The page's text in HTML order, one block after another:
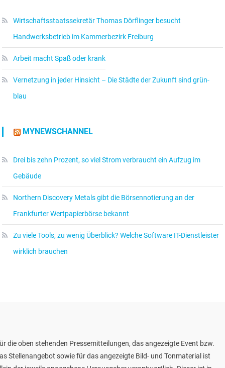
Wirtschaftsstaatssekretär Thomas Dörflinger besucht
Handwerksbetrieb im Kammerbezirk Freiburg
Arbeit macht Spaß oder krank
Vernetzung in jeder Hinsicht – Die Städte der Zukunft sind grün-
blau
MYNEWSCHANNEL
Drei bis zehn Prozent, so viel Strom verbraucht ein Aufzug im
Gebäude
Northern Discovery Metals gibt die Börsennotierung an der
Frankfurter Wertpapierbörse bekannt
Zu viele Tools, zu wenig Überblick? Welche Software IT-Dienstleister
wirklich brauchen
die oben stehenden Pressemitteilungen, das angezeigte Event bzw.
Stellenangebot sowie für das angezeigte Bild- und Tonmaterial ist